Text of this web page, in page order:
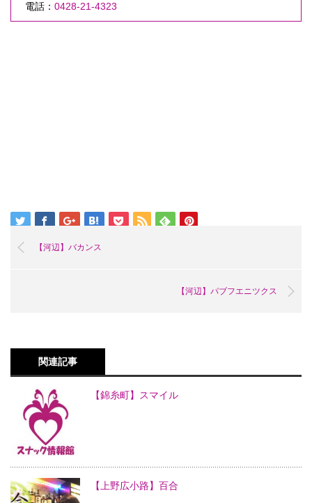
電話： 0428-21-4323
【河辺】バカンス
【河辺】パブフエニツクス
関連記事
【錦糸町】スマイル
【上野広小路】百合